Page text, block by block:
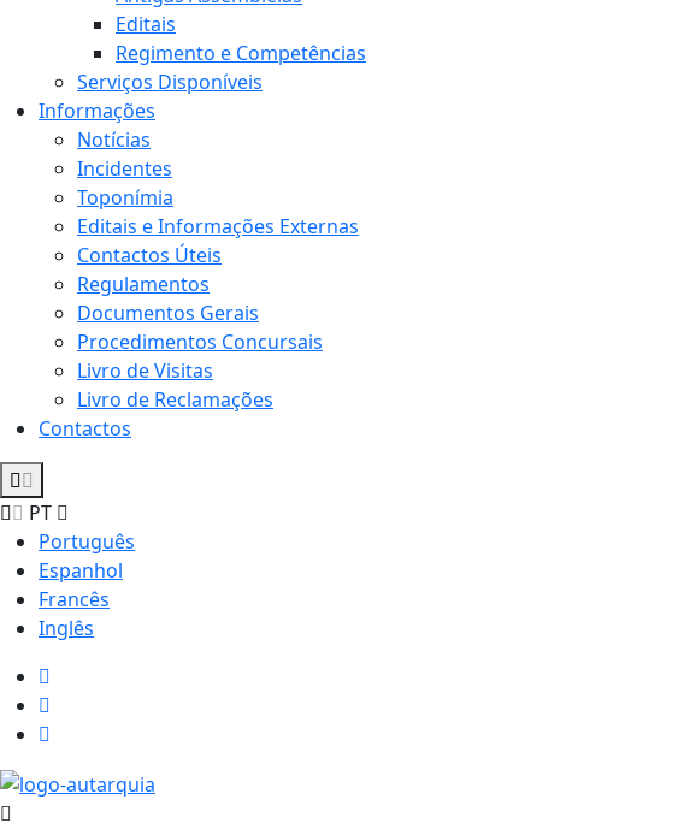
Editais
Regimento e Competências
Serviços Disponíveis
Informações
Notícias
Incidentes
Toponímia
Editais e Informações Externas
Contactos Úteis
Regulamentos
Documentos Gerais
Procedimentos Concursais
Livro de Visitas
Livro de Reclamações
Contactos
PT
Português
Espanhol
Francês
Inglês